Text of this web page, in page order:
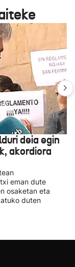
deia egin
akordiora
eman dute
osaketan eta
duten